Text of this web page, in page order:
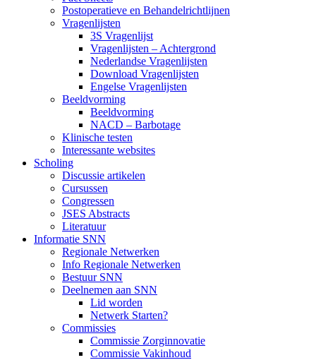
Postoperatieve en Behandelrichtlijnen
Vragenlijsten
3S Vragenlijst
Vragenlijsten – Achtergrond
Nederlandse Vragenlijsten
Download Vragenlijsten
Engelse Vragenlijsten
Beeldvorming
Beeldvorming
NACD – Barbotage
Klinische testen
Interessante websites
Scholing
Discussie artikelen
Cursussen
Congressen
JSES Abstracts
Literatuur
Informatie SNN
Regionale Netwerken
Info Regionale Netwerken
Bestuur SNN
Deelnemen aan SNN
Lid worden
Netwerk Starten?
Commissies
Commissie Zorginnovatie
Commissie Vakinhoud